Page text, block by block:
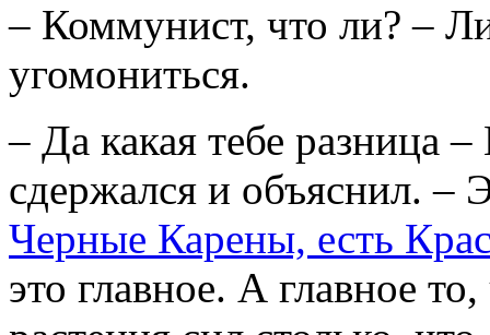
– Коммунист, что ли? –
угомониться.
– Да какая тебе разница
сдержался и объяснил. –
Черные Карены, есть
это главное. А главное